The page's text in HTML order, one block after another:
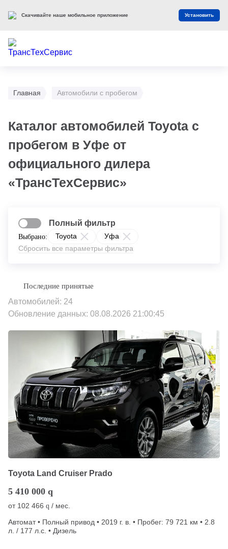
Главная Автомобили с пробегом
Каталог автомобилей Toyota с
пробегом в Уфе от
официального дилера
«ТрансТехСервис»
Выбрано: Toyota
Уфа
Сбросить все параметры фильтра
Полный фильтр
Автомобилей: 24
Обновление данных: 08.08.2026 21:00:45
Toyota Land Cruiser Prado
5 410 000 q
от 102 466 q / мес.
Автомат • Полный привод • 2019 г. в. • Пробег: 79 721 км • 2.8
л. / 177 л.с. • Дизель
Скачивайте наше мобильное приложение Установить